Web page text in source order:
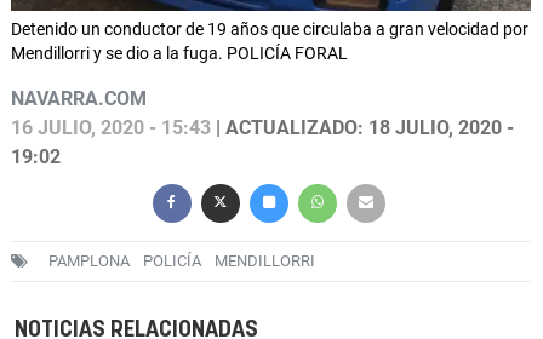
Detenido un conductor de 19 años que circulaba a gran velocidad por
Mendillorri y se dio a la fuga. POLICÍA FORAL
NAVARRA.COM
16 JULIO, 2020 - 15:43 | ACTUALIZADO: 18 JULIO, 2020 -
19:02
PAMPLONA POLICÍA MENDILLORRI
NOTICIAS RELACIONADAS